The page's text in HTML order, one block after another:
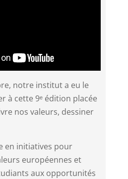
notre institut a eu le
à cette 9ᵉ édition placée
nos valeurs, dessiner
en initiatives pour
européennes et
aux opportunités